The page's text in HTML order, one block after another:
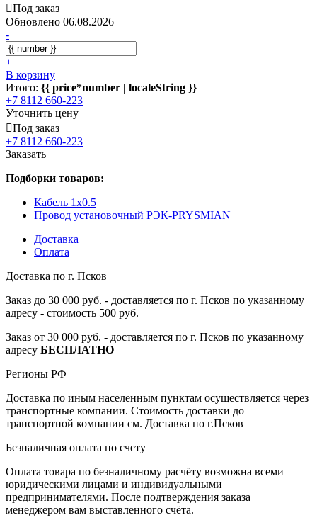
Под заказ
Обновлено 06.08.2026
-
+
В корзину
Итого: {{ price*number | localeString }}
+7 8112 660-223
Уточнить цену
Под заказ
+7 8112 660-223
Заказать
Подборки товаров:
Кабель 1x0.5
Провод установочный РЭК-PRYSMIAN
Доставка
Оплата
Доставка по г. Псков
Заказ до 30 000 руб. - доставляется по г. Псков по указанному
адресу - стоимость 500 руб.
Заказ от 30 000 руб. - доставляется по г. Псков по указанному
адресу БЕСПЛАТНО
Регионы РФ
Доставка по иным населенным пунктам осуществляется через
транспортные компании. Стоимость доставки до
транспортной компании см. Доставка по г.Псков
Безналичная оплата по счету
Оплата товара по безналичному расчёту возможна всеми
юридическими лицами и индивидуальными
предпринимателями. После подтверждения заказа
менеджером вам выставленного счёта.